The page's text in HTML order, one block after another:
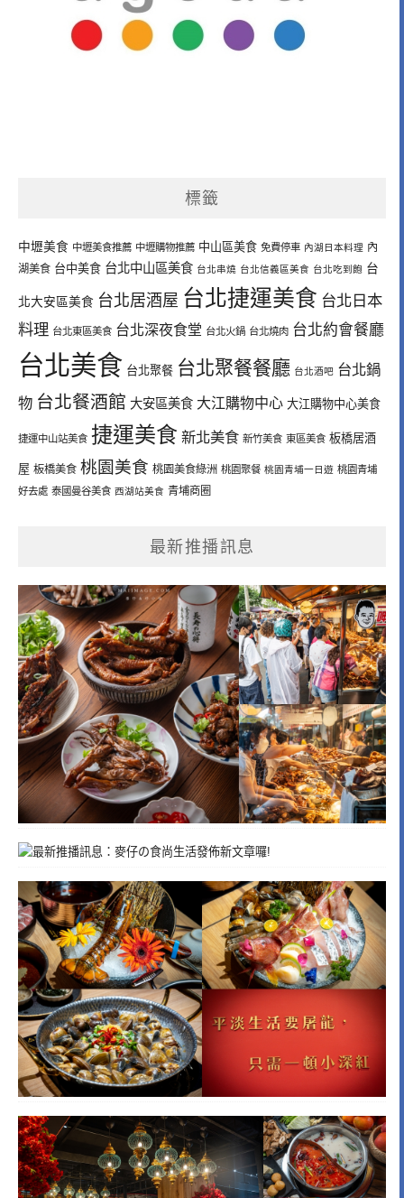
標籤
中壢美食 中壢美食推薦 中壢購物推薦 中山區美食 免費停車 內湖日本料理 內
湖美食 台中美食 台北中山區美食 台北串燒 台北信義區美食 台北吃到飽 台
北大安區美食 台北居酒屋 台北捷運美食 台北日本
料理 台北東區美食 台北深夜食堂 台北火鍋 台北燒肉 台北約會餐廳
台北美食 台北聚餐 台北聚餐餐廳 台北酒吧 台北鍋
物 台北餐酒館 大安區美食 大江購物中心 大江購物中心美食
捷運中山站美食 捷運美食 新北美食 新竹美食 東區美食 板橋居酒
屋 板橋美食 桃園美食 桃園美食綠洲 桃園聚餐 桃園青埔一日遊 桃園青埔
好去處 泰國曼谷美食 西湖站美食 青埔商圈
最新推播訊息